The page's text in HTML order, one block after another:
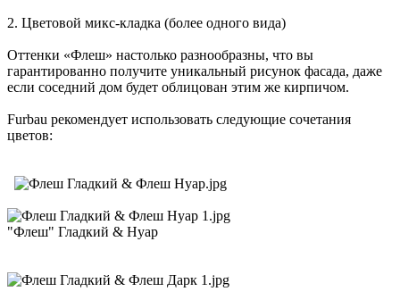
2. Цветовой микс-кладка (более одного вида)
Оттенки «Флеш» настолько разнообразны, что вы
гарантированно получите уникальный рисунок фасада, даже
если соседний дом будет облицован этим же кирпичом.
Furbau рекомендует использовать следующие сочетания
цветов:
"Флеш" Гладкий & Нуар